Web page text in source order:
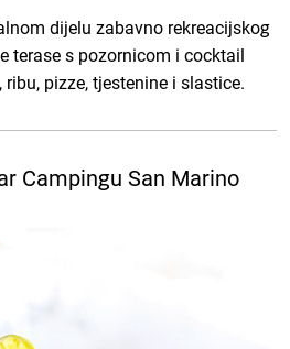
dijelu zabavno rekreacijskog
terase s pozornicom i cocktail
pizze, tjestenine i slastice.
Campingu San Marino